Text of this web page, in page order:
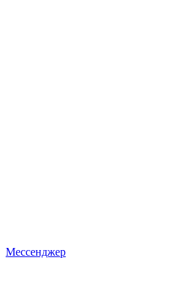
Мессенджер